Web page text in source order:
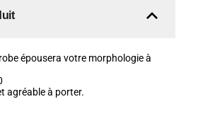
épousera votre morphologie à
agréable à porter.